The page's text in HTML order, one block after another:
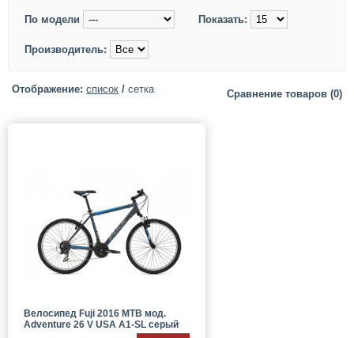
По модели Показать:
Производитель:
Сравнение товаров (0)
Отображение: список / сетка
Велосипед Fuji 2016 MTB мод.
Adventure 26 V USA A1-SL серый